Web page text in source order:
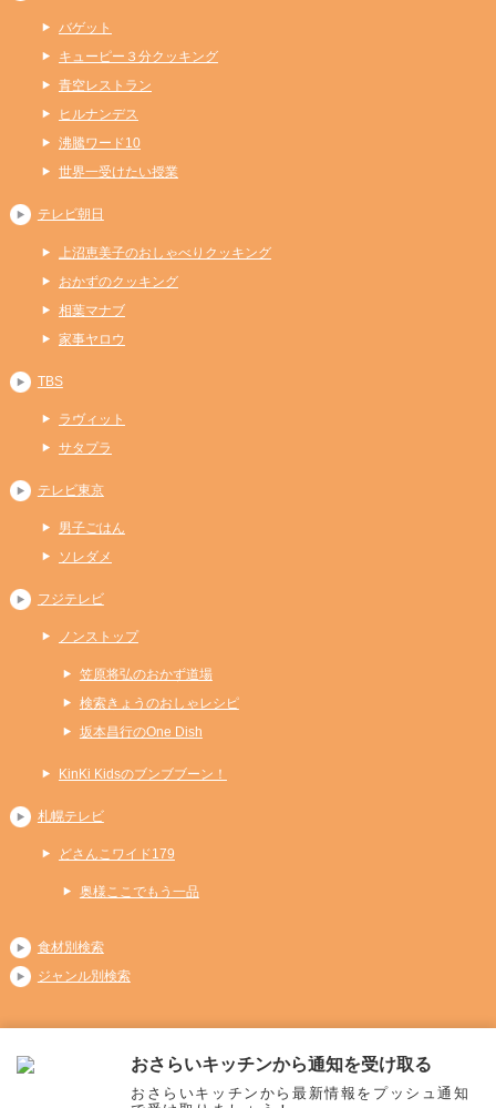
バゲット
キューピー３分クッキング
青空レストラン
ヒルナンデス
沸騰ワード10
世界一受けたい授業
テレビ朝日
上沼恵美子のおしゃべりクッキング
おかずのクッキング
相葉マナブ
家事ヤロウ
TBS
ラヴィット
サタプラ
テレビ東京
男子ごはん
ソレダメ
フジテレビ
ノンストップ
笠原将弘のおかず道場
検索きょうのおしゃレシピ
坂本昌行のOne Dish
KinKi Kidsのブンブブーン！
札幌テレビ
どさんこワイド179
奥様ここでもう一品
食材別検索
ジャンル別検索
Copyright (C) 2026 おさらいキッチン
おさらいキッチンから通知を受け取る
おさらいキッチンから最新情報をプッシュ通知